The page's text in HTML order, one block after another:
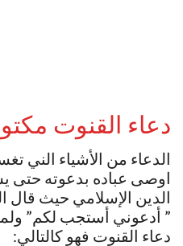
دعاء القنوت
الدعاء من الأشياء الني
اوصى عباده بدعوته حتى
الدين الإسلامي حيث قال
” أدعوني أستجب لكم”
دعاء القنوت فهو كالتالي: